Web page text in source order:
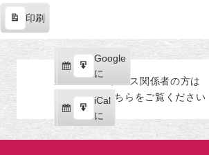
ン
の
カ
テ
ゴ
印刷
示
Google
で
購
読
iCal
で
購
読
Google
に
エ
ク
ス
ポ
iCal
に
エ
ク
プレス関係者の方は
こちらをご覧ください